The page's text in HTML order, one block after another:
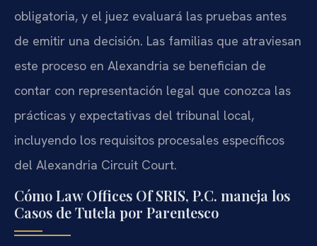
obligatoria, y el juez evaluará las pruebas antes
de emitir una decisión. Las familias que atraviesan
este proceso en Alexandria se benefician de
contar con representación legal que conozca las
prácticas y expectativas del tribunal local,
incluyendo los requisitos procesales específicos
del Alexandria Circuit Court.
Cómo Law Offices Of SRIS, P.C. maneja los
Casos de Tutela por Parentesco